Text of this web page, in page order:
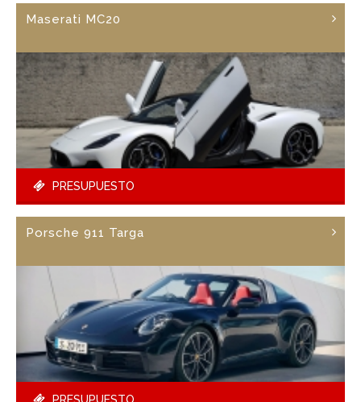
Maserati MC20
PRESUPUESTO
Porsche 911 Targa
PRESUPUESTO